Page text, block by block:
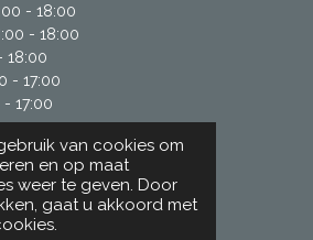
van cookies om
en op maat
weer te geven. Door
gaat u akkoord met
- 18:00
- 18:00
18:00
- 17:00
17:00